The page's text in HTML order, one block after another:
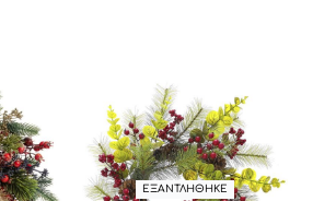
ΕΞΑΝΤΛΗΘΗΚΕ